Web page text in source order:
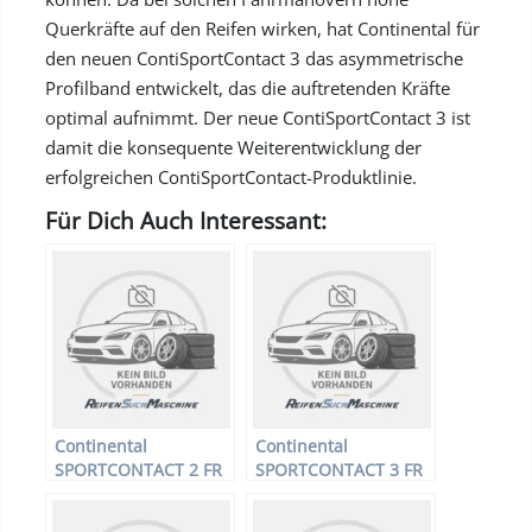
Querkräfte auf den Reifen wirken, hat Continental für
den neuen ContiSportContact 3 das asymmetrische
Profilband entwickelt, das die auftretenden Kräfte
optimal aufnimmt. Der neue ContiSportContact 3 ist
damit die konsequente Weiterentwicklung der
erfolgreichen ContiSportContact-Produktlinie.
Für Dich Auch Interessant:
Continental
SPORTCONTACT 2 FR
235/45 R17 97W –
Continental
SPORTCONTACT 3 FR
235/45 R17 97W –